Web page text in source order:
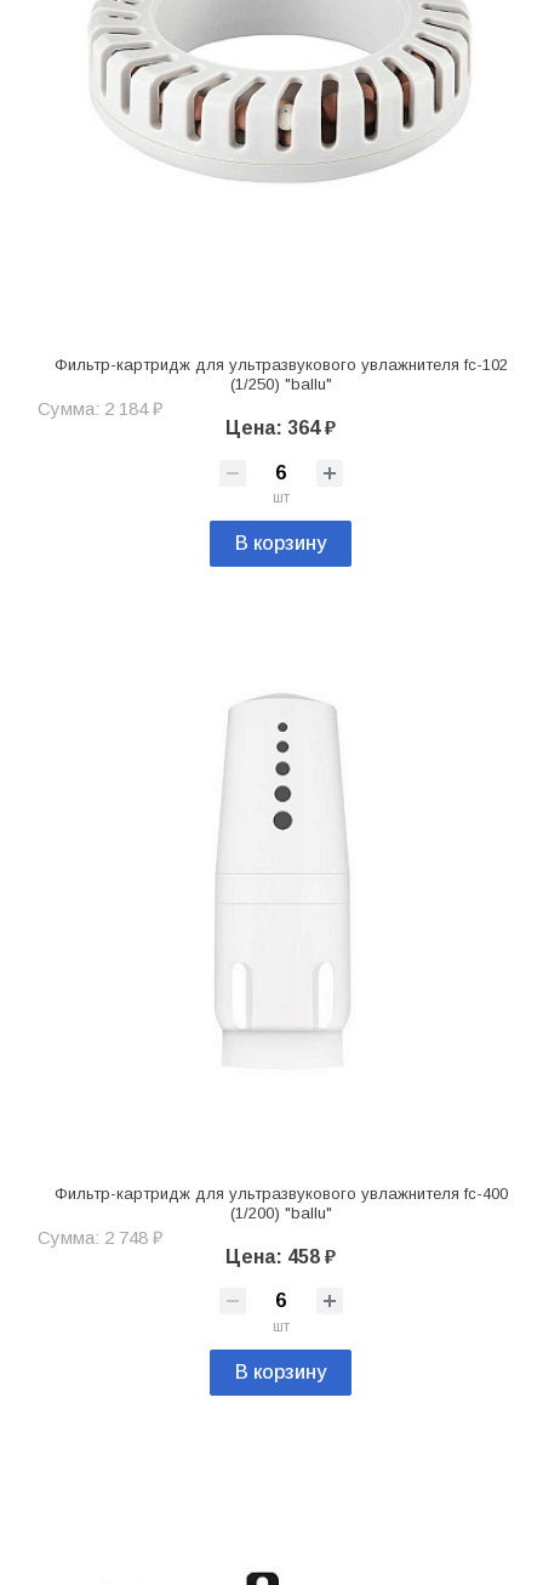
Фильтр-картридж для ультразвукового увлажнителя fc-102
(1/250) "ballu"
Сумма: 2 184 ₽
Цена: 364 ₽
шт
В корзину
Фильтр-картридж для ультразвукового увлажнителя fc-400
(1/200) "ballu"
Сумма: 2 748 ₽
Цена: 458 ₽
шт
В корзину